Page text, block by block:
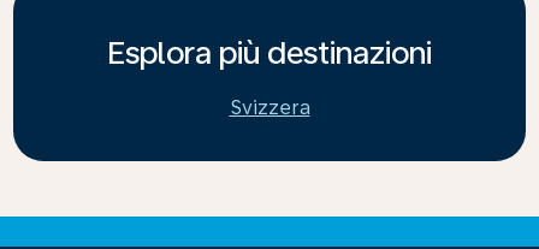
Esplora più destinazioni
Svizzera